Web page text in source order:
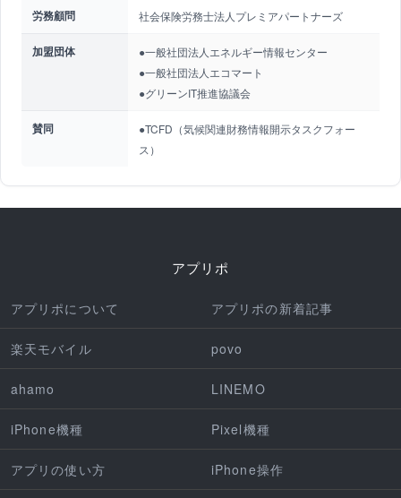
労務顧問 社会保険労務士法人プレミアパートナーズ
加盟団体
●一般社団法人エネルギー情報センター
●一般社団法人エコマート
●グリーンIT推進協議会
賛同
●TCFD（気候関連財務情報開示タスクフォー
ス）
アプリポ
アプリポについて アプリポの新着記事
楽天モバイル povo
ahamo LINEMO
iPhone機種 Pixel機種
アプリの使い方 iPhone操作